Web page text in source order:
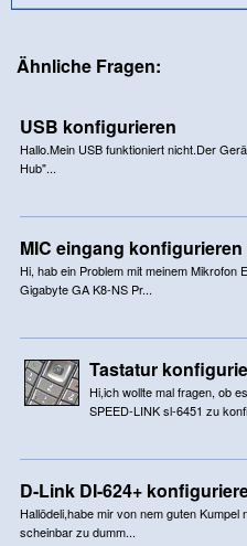
Ähnliche Fragen:
USB konfigurieren
Hallo.Mein USB funktioniert nicht.Der
Hub"...
MIC eingang konfigurieren
Hi, hab ein Problem mit meinem Mikrofon
Gigabyte GA K8-NS Pr...
Tastatur
Hi,ich wollte mal fragen, ob
SPEED-LINK sl-6451 zu
D-Link DI-624+
Hallödeli,habe mir von nem guten
scheinbar zu dumm...